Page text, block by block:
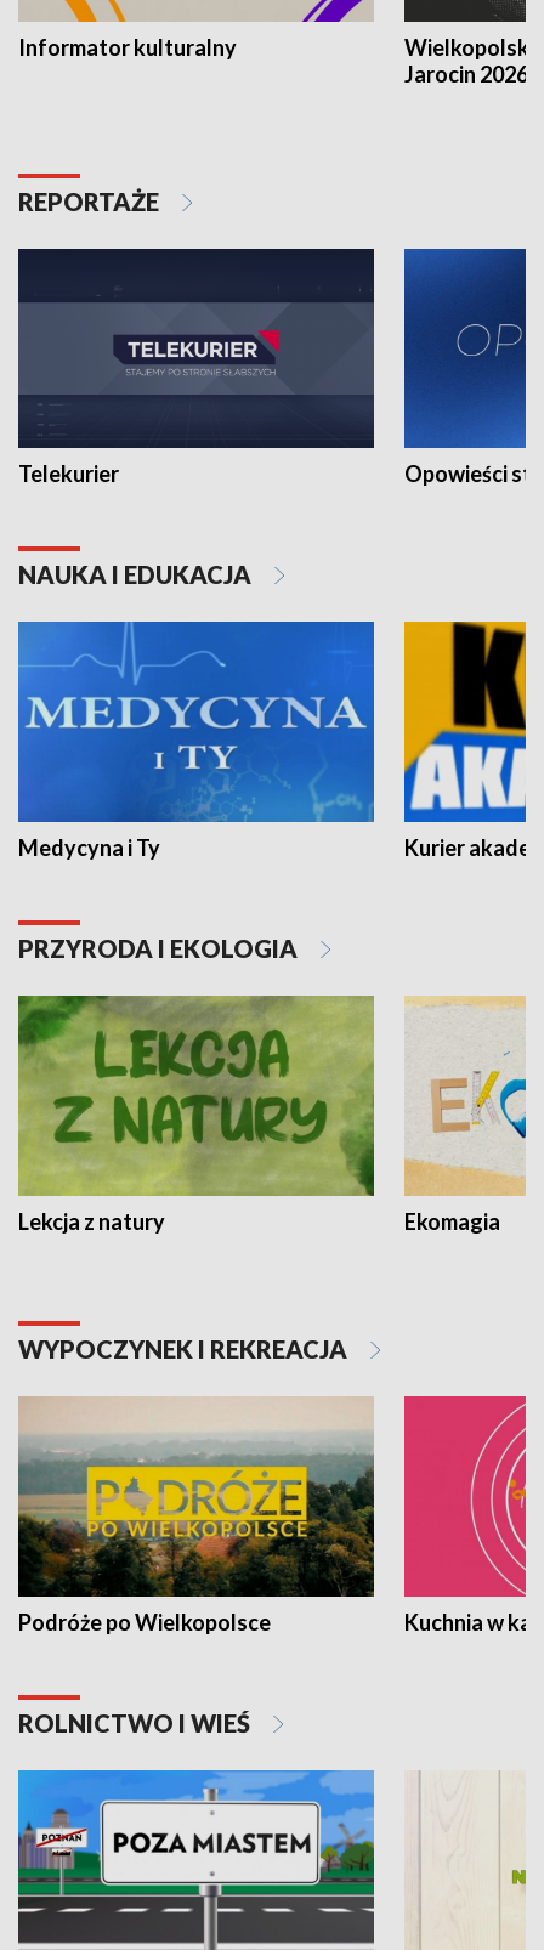
Informator kulturalny
Jarocin 2026
REPORTAŻE
Telekurier Opowieści
NAUKA I EDUKACJA
Medycyna i Ty Kurier
PRZYRODA I EKOLOGIA
Lekcja z natury Ekomagia
WYPOCZYNEK I REKREACJA
Podróże po Wielkopolsce Kuchnia w
ROLNICTWO I WIEŚ